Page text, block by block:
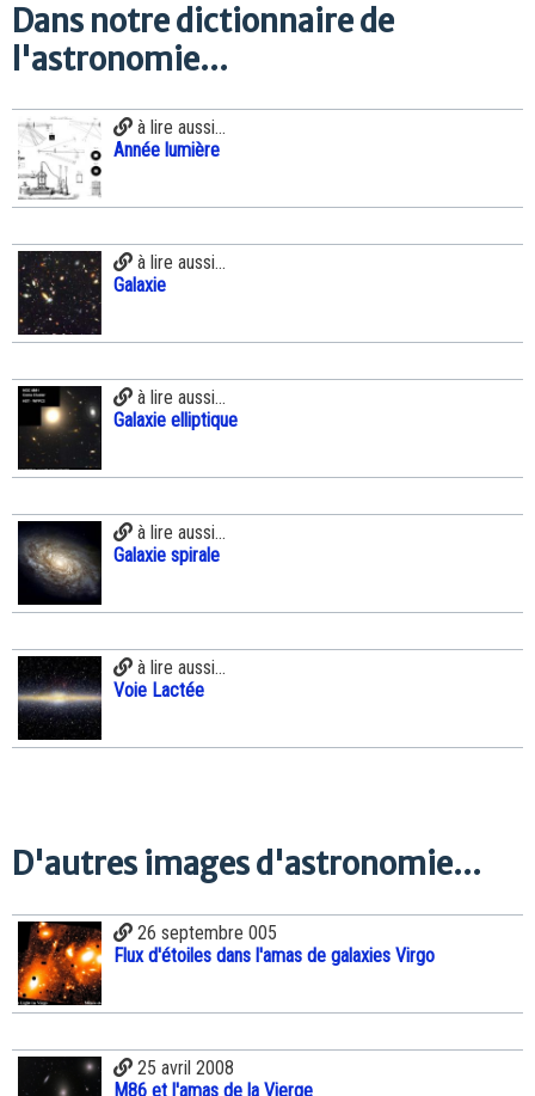
Dans notre dictionnaire de
l'astronomie...
à lire aussi...
Année lumière
à lire aussi...
Galaxie
à lire aussi...
Galaxie elliptique
à lire aussi...
Galaxie spirale
à lire aussi...
Voie Lactée
D'autres images d'astronomie...
26 septembre 005
Flux d'étoiles dans l'amas de galaxies Virgo
25 avril 2008
M86 et l'amas de la Vierge